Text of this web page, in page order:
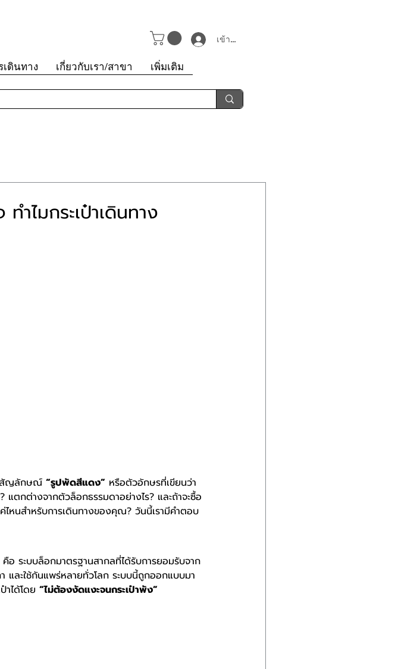
เข้าสู่ระบบ
ดินทาง เกี่ยวกับเรา/สาขา เพิ่มเติม
ำไมกระเป๋าเดินทาง
นสัญลักษณ์ “รูปพัดสีแดง” หรือตัวอักษรที่เขียนว่า
ตกต่างจากตัวล็อกธรรมดาอย่างไร? และถ้าจะซื้อ
ไหนสำหรับการเดินทางของคุณ? วันนี้เรามีคำตอบ
คือ ระบบล็อกมาตรฐานสากลที่ได้รับการยอมรับจาก
และใช้กันแพร่หลายทั่วโลก ระบบนี้ถูกออกแบบมา
าได้โดย “ไม่ต้องงัดแงะจนกระเป๋าพัง”